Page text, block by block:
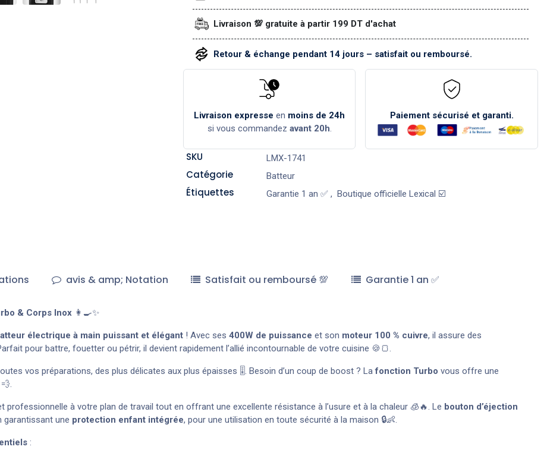
Livraison 💯 gratuite à partir 199 DT d'achat
Retour & échange pendant 14 jours – satisfait ou remboursé.
Livraison expresse en moins de 24h
si vous commandez avant 20h.
Paiement sécurisé et garanti.
SKU LMX-1741
Catégorie Batteur
Étiquettes Garantie 1 an ✅, Boutique officielle Lexical ☑️
avis & amp; Notation Satisfait ou remboursé 💯 Garantie 1 an ✅
& Corps Inox 👩‍🍳✨
électrique à main puissant et élégant ! Avec ses 400W de puissance et son moteur 100 % cuivre, il assure des
pour battre, fouetter ou pétrir, il devient rapidement l’allié incontournable de votre cuisine 🍪🍞.
vos préparations, des plus délicates aux plus épaisses 🎚️. Besoin d’un coup de boost ? Lafonction Turbo vous offre une
professionnelle à votre plan de travail tout en offrant une excellente résistance à l’usure et à la chaleur 🧊🔥. Le bouton d’éjection
une protection enfant intégrée, pour une utilisation en toute sécurité à la maison 🔒👶.
: